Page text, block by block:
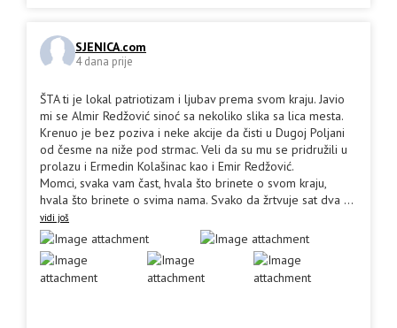
SJENICA.com
4 dana prije
ŠTA ti je lokal patriotizam i ljubav prema svom kraju. Javio
mi se Almir Redžović sinoć sa nekoliko slika sa lica mesta.
Krenuo je bez poziva i neke akcije da čisti u Dugoj Poljani
od česme na niže pod strmac. Veli da su mu se pridružili u
prolazu i Ermedin Kolašinac kao i Emir Redžović.
Momci, svaka vam čast, hvala što brinete o svom kraju,
hvala što brinete o svima nama. Svako da žrtvuje sat dva ...
vidi još